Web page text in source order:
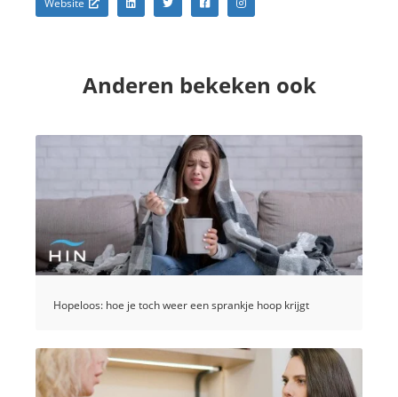
Website
Anderen bekeken ook
Hopeloos: hoe je toch weer een sprankje hoop krijgt